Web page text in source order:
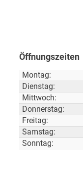
Öffnungszeiten
Montag:
Dienstag:
Mittwoch:
Donnerstag:
Freitag:
Samstag:
Sonntag: